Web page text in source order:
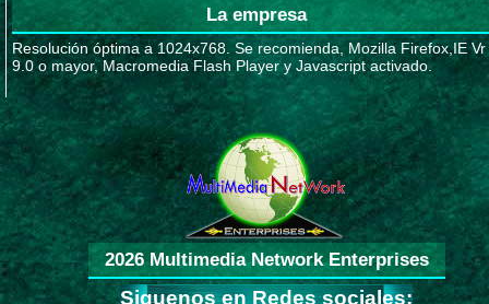
La empresa
Resolución óptima a 1024x768. Se recomienda, Mozilla Firefox,IE Vr
9.0 o mayor, Macromedia Flash Player y Javascript activado.
2026 Multimedia Network Enterprises
Siguenos en Redes sociales: